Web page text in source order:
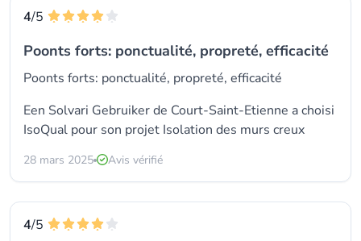
4/5
Poonts forts: ponctualité, propreté, efficacité
Poonts forts: ponctualité, propreté, efficacité
Een Solvari Gebruiker de Court-Saint-Etienne a choisi
IsoQual pour son projet Isolation des murs creux
28 mars 2025 Avis vérifié
4/5